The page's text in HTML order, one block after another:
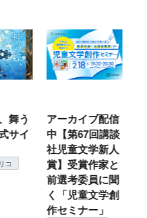
舞う
サイ
コ
アーカイブ配信
中【第67回講談
社児童文学新人
賞】受賞作家と
前選考委員に聞
く「児童文学創
作セミナー」